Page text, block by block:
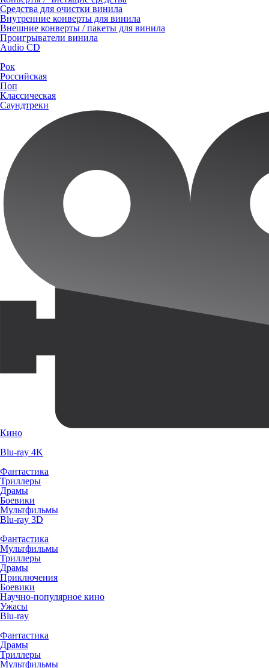
Средства для очистки винила
Внутренние конверты для винила
Внешние конверты / пакеты для винила
Проигрыватели винила
Audio CD
Рок
Российская
Поп
Классическая
Саундтреки
Кино
Blu-ray 4K
Фантастика
Триллеры
Драмы
Боевики
Мультфильмы
Blu-ray 3D
Фантастика
Мультфильмы
Триллеры
Драмы
Приключения
Боевики
Научно-популярное кино
Ужасы
Blu-ray
Фантастика
Драмы
Триллеры
Мультфильмы